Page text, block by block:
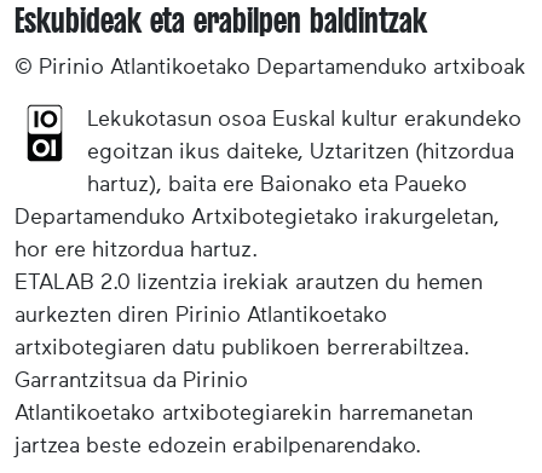
Eskubideak eta erabilpen baldintzak
© Pirinio Atlantikoetako Departamenduko artxiboak
Lekukotasun osoa Euskal kultur erakundeko
egoitzan ikus daiteke, Uztaritzen (hitzordua
hartuz), baita ere Baionako eta Paueko
Departamenduko Artxibotegietako irakurgeletan,
hor ere hitzordua hartuz.
ETALAB 2.0 lizentzia irekiak arautzen du hemen
aurkezten diren Pirinio Atlantikoetako
artxibotegiaren datu publikoen berrerabiltzea.
Garrantzitsua da Pirinio
Atlantikoetako artxibotegiarekin harremanetan
jartzea beste edozein erabilpenarendako.